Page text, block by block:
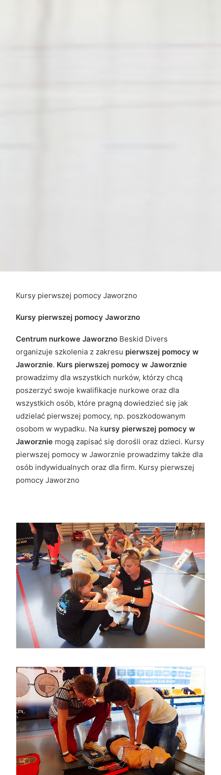
Kursy pierwszej pomocy Jaworzno
Kursy pierwszej pomocy Jaworzno
Centrum nurkowe Jaworzno Beskid Divers
organizuje szkolenia z zakresu pierwszej pomocy w
Jaworznie. Kurs pierwszej pomocy w Jaworznie
prowadzimy dla wszystkich nurków, którzy chcą
poszerzyć swoje kwalifikacje nurkowe oraz dla
wszystkich osób, które pragną dowiedzieć się jak
udzielać pierwszej pomocy, np. poszkodowanym
osobom w wypadku. Na kursy pierwszej pomocy w
Jaworznie mogą zapisać się dorośli oraz dzieci. Kursy
pierwszej pomocy w Jaworznie prowadzimy także dla
osób indywidualnych oraz dla firm. Kursy pierwszej
pomocy Jaworzno